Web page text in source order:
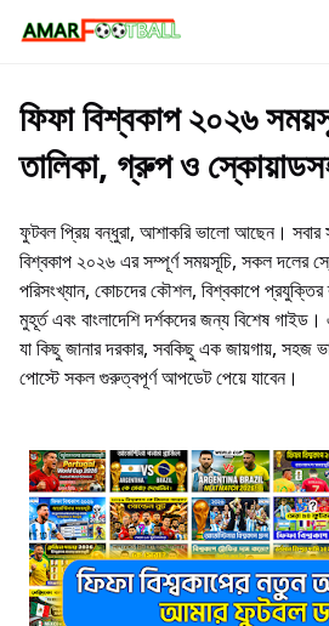
ফিফা বিশ্বকাপ ২০২৬
তালিকা, গ্রুপ ও স্কোয়াডসহ
ফুটবল প্রিয় বন্ধুরা, আশাকরি ভালো আছেন। সবার
বিশ্বকাপ ২০২৬ এর সম্পূর্ণ সময়সূচি, সকল দলের
পরিসংখ্যান, কোচদের কৌশল, বিশ্বকাপে প্রযুক্তির
মুহূর্ত এবং বাংলাদেশি দর্শকদের জন্য বিশেষ
যা কিছু জানার দরকার, সবকিছু এক জায়গায়,
পোস্টে সকল গুরুত্বপূর্ণ আপডেট পেয়ে যাবেন।